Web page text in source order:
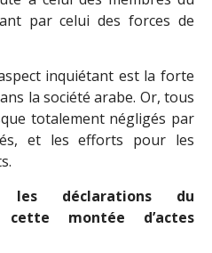
par celui des forces de
inquiétant est la forte
la société arabe. Or, tous
totalement négligés par
et les efforts pour les
déclarations du
cette montée d’actes